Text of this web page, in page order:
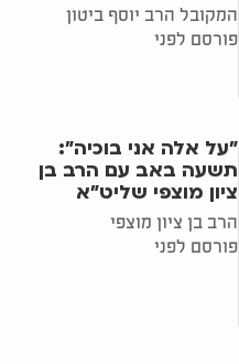
המקובל הרב יוסף ביטון
פורסם לפני
"על אלה אני בוכיה":
תשעה באב עם הרב בן
ציון מוצפי שליט"א
הרב בן ציון מוצפי
פורסם לפני